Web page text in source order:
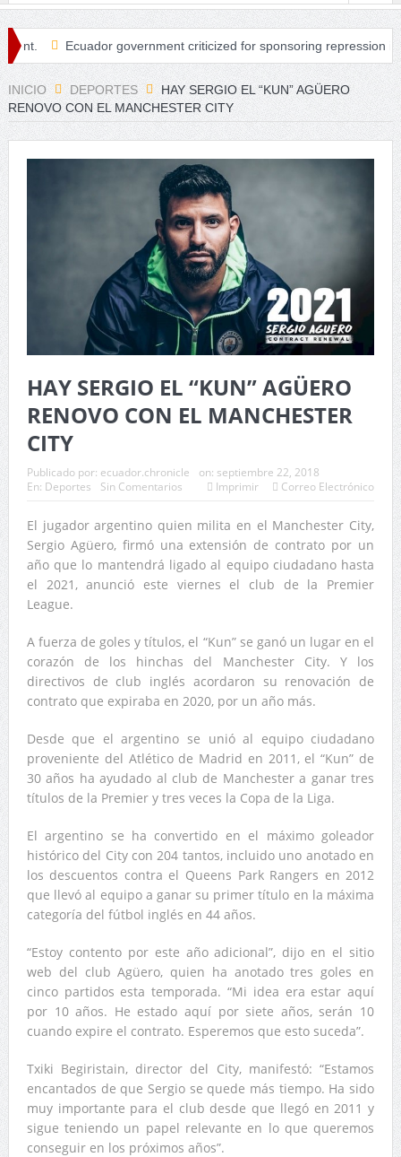
Ecuador government criticized for sponsoring repression in Peru.
INICIO DEPORTES
HAY SERGIO EL “KUN” AGÜERO
RENOVO CON EL MANCHESTER CITY
HAY SERGIO EL “KUN” AGÜERO
RENOVO CON EL MANCHESTER
CITY
Publicado por: ecuador.chronicle on: septiembre 22, 2018
En: Deportes Sin Comentarios Imprimir Correo Electrónico
El jugador argentino quien milita en el Manchester City,
Sergio Agüero, firmó una extensión de contrato por un
año que lo mantendrá ligado al equipo ciudadano hasta
el 2021, anunció este viernes el club de la Premier
League.
A fuerza de goles y títulos, el “Kun” se ganó un lugar en el
corazón de los hinchas del Manchester City. Y los
directivos de club inglés acordaron su renovación de
contrato que expiraba en 2020, por un año más.
Desde que el argentino se unió al equipo ciudadano
proveniente del Atlético de Madrid en 2011, el “Kun” de
30 años ha ayudado al club de Manchester a ganar tres
títulos de la Premier y tres veces la Copa de la Liga.
El argentino se ha convertido en el máximo goleador
histórico del City con 204 tantos, incluido uno anotado en
los descuentos contra el Queens Park Rangers en 2012
que llevó al equipo a ganar su primer título en la máxima
categoría del fútbol inglés en 44 años.
“Estoy contento por este año adicional”, dijo en el sitio
web del club Agüero, quien ha anotado tres goles en
cinco partidos esta temporada. “Mi idea era estar aquí
por 10 años. He estado aquí por siete años, serán 10
cuando expire el contrato. Esperemos que esto suceda”.
Txiki Begiristain, director del City, manifestó: “Estamos
encantados de que Sergio se quede más tiempo. Ha sido
muy importante para el club desde que llegó en 2011 y
sigue teniendo un papel relevante en lo que queremos
conseguir en los próximos años”.